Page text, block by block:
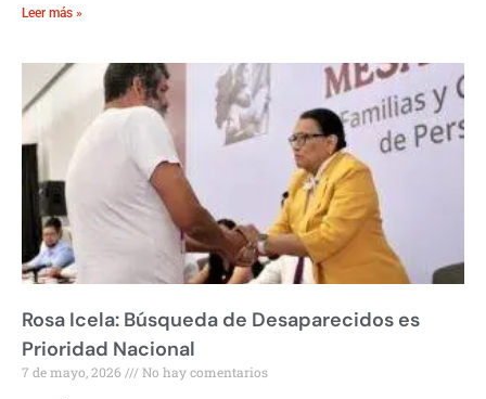
Leer más »
Rosa Icela: Búsqueda de Desaparecidos es
Prioridad Nacional
7 de mayo, 2026 No hay comentarios